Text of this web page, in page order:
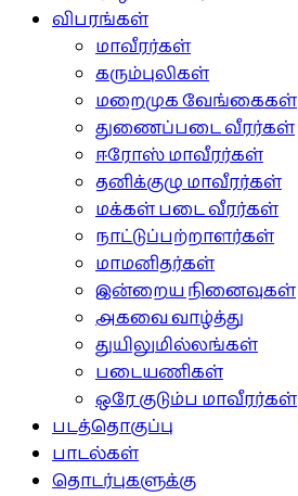
விபரங்கள்
மாவீரர்கள்
கரும்புலிகள்
மறைமுக வேங்கைகள்
துணைப்படை வீரர்கள்
ஈரோஸ் மாவீரர்கள்
தனிக்குழு மாவீரர்கள்
மக்கள் படை வீரர்கள்
நாட்டுப்பற்றாளர்கள்
மாமனிதர்கள்
இன்றைய நினைவுகள்
அகவை வாழ்த்து
துயிலுமில்லங்கள்
படையணிகள்
ஒரே குடும்ப மாவீரர்கள்
படத்தொகுப்பு
பாடல்கள்
தொடர்புகளுக்கு